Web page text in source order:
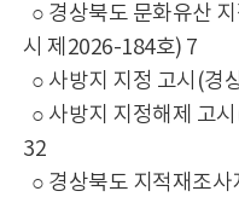
○ 경상북도 문화유산
시 제2026-184호) 7
○ 사방지 지정 고시(경
○ 사방지 지정해제 고
32
○ 경상북도 지적재조사